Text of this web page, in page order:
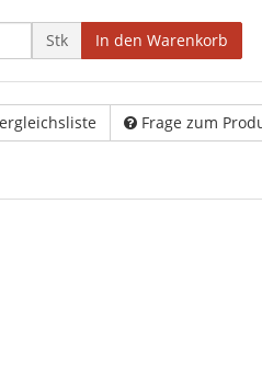
Stk In den Warenkorb
Frage zum